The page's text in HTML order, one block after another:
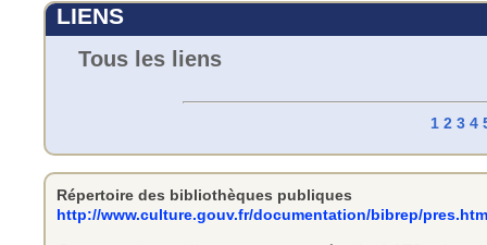
LIENS
Tous les liens
1 2 3 4
Répertoire des bibliothèques publiques
http://www.culture.gouv.fr/documentation/bibrep/pres.htm